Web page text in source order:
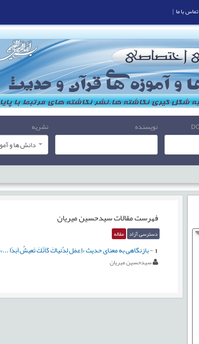
نویسنده
نشریه
فهرست مقالاتسیدحسین میریان
دسترسی آزاد مقاله
1
-بازنگاهی به معنای حدیث «اِعمَل‏ لِدُنیاكَ‏ كَاَنَّكَ تَعیشُ اَبَدًا ...»
سیدحسین میریان
تماس با ما |